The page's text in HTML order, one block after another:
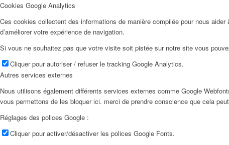
Cookies Google Analytics
Ces cookies collectent des informations de manière compilée pour nous
d’améliorer votre expérience de navigation.
Si vous ne souhaitez pas que votre visite soit pistée sur notre site vous
Cliquer pour autoriser / refuser le tracking Google Analytics.
Autres services externes
Nous utilisons également différents services externes comme Google
vous permettons de les bloquer ici. merci de prendre conscience que cela
Réglages des polices Google :
Cliquer pour activer/désactiver les polices Google Fonts.